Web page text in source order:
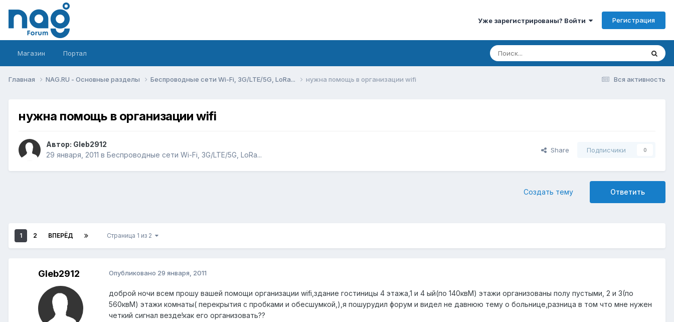
Уже зарегистрированы? Войти Регистрация
Магазин Портал
Вся активность
Главная NAG.RU - Основные разделы Беспроводные сети Wi-Fi, 3G/LTE/5G, LoRa... нужна помощь в организации wifi
нужна помощь в организации wifi
Автор: Gleb2912
29 января, 2011 в Беспроводные сети Wi-Fi, 3G/LTE/5G, LoRa...
Share Подписчики 0
Ответить
Создать тему
1 2 ВПЕРЁД Страница 1 из 2
Gleb2912 Опубликовано 29 января, 2011
доброй ночи всем прошу вашей помощи организации wifi,здание гостиницы 4 этажа,1 и 4 ый(по 140квМ) этажи организованы полу пустыми, 2 и 3(по
560квМ) этажи комнаты( перекрытия с пробками и обесшумкой,),я пошурудил форум и видел не давнюю тему о больнице,разница в том что мне нужен
четкий сигнал везде!как его организовать??